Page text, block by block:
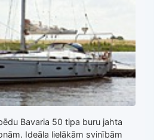
Bavaria 50 tipa buru jahta
Ideāla lielākām svinībām